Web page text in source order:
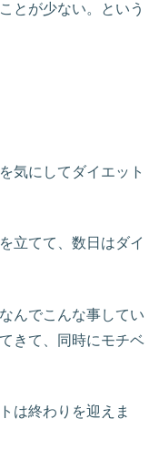
とが少ない。という
気にしてダイエット
立てて、数日はダイ
んでこんな事してい
きて、同時にモチベ
は終わりを迎えま